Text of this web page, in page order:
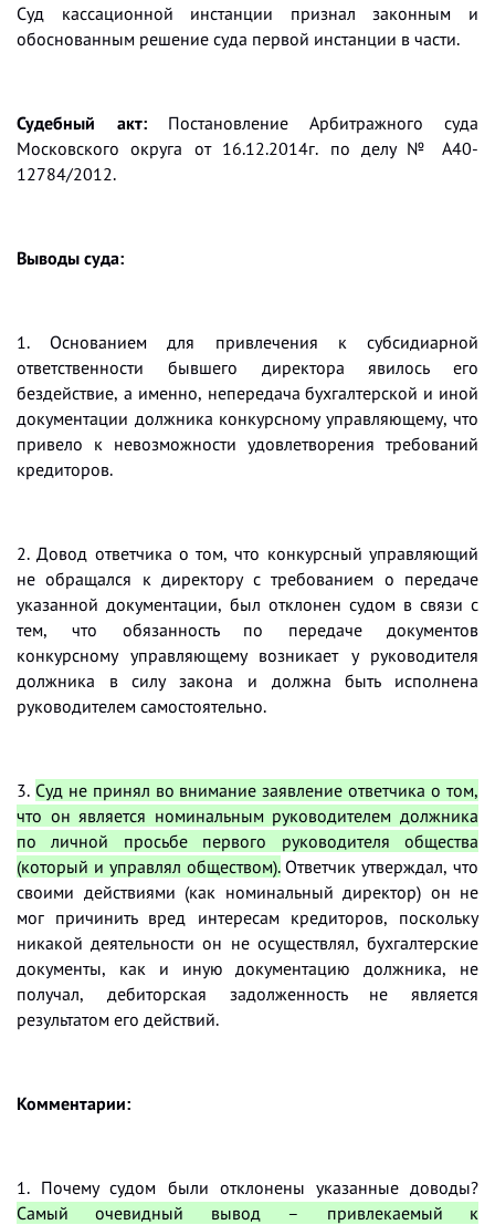
Суд кассационной инстанции признал законным и
обоснованным решение суда первой инстанции в части.
Судебный акт:Постановление Арбитражного суда
Московского округа от 16.12.2014г. по делу № А40-
12784/2012.
Выводы суда:
1. Основанием для привлечения к субсидиарной
ответственности бывшего директора явилось его
бездействие, а именно, непередача бухгалтерской и иной
документации должника конкурсному управляющему, что
привело к невозможности удовлетворения требований
кредиторов.
2. Довод ответчика о том, что конкурсный управляющий
не обращался к директору с требованием о передаче
указанной документации, был отклонен судом в связи с
тем, что обязанность по передаче документов
конкурсному управляющему возникает у руководителя
должника в силу закона и должна быть исполнена
руководителем самостоятельно.
3. Суд не принял во внимание заявление ответчика о том,
что он является номинальным руководителем должника
по личной просьбе первого руководителя общества
(который и управлял обществом).Ответчик утверждал, что
своими действиями (как номинальный директор) он не
мог причинить вред интересам кредиторов, поскольку
никакой деятельности он не осуществлял, бухгалтерские
документы, как и иную документацию должника, не
получал, дебиторская задолженность не является
результатом его действий.
Комментарии:
1. Почему судом были отклонены указанные доводы?
Самый очевидный вывод – привлекаемый к